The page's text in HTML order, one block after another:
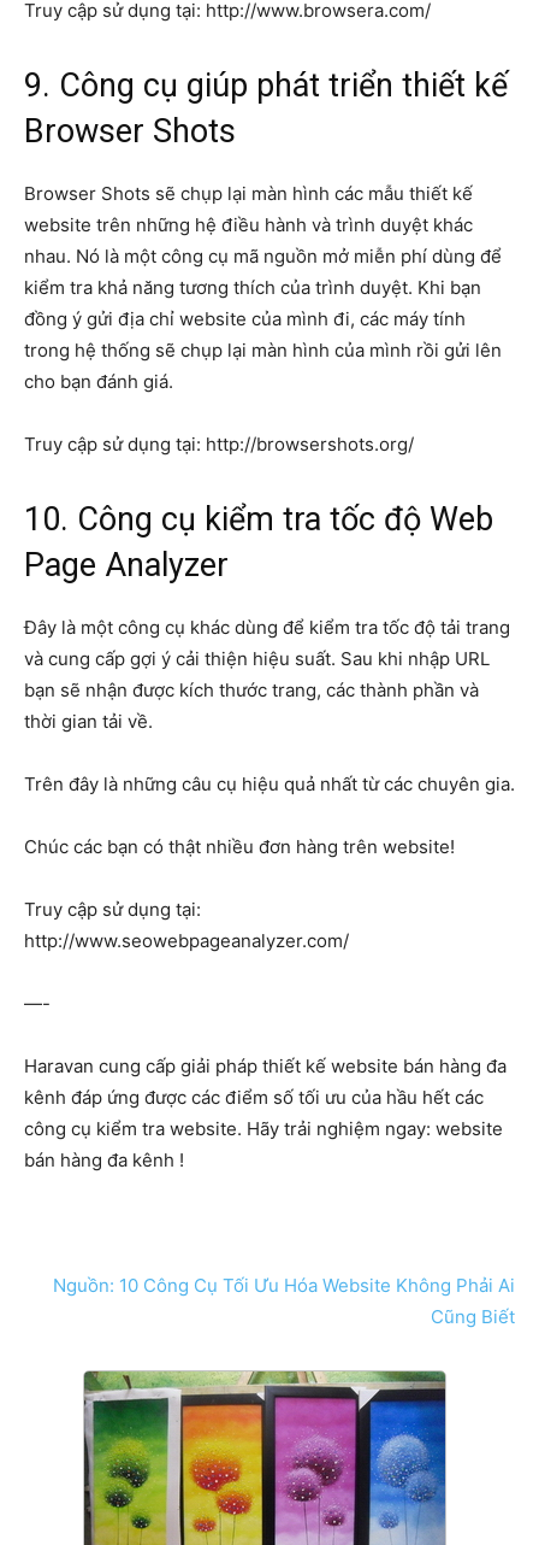
Truy cập sử dụng tại: http://www.browsera.com/
9. Công cụ giúp phát triển thiết kế
Browser Shots
Browser Shots sẽ chụp lại màn hình các mẫu thiết kế
website trên những hệ điều hành và trình duyệt khác
nhau. Nó là một công cụ mã nguồn mở miễn phí dùng để
kiểm tra khả năng tương thích của trình duyệt. Khi bạn
đồng ý gửi địa chỉ website của mình đi, các máy tính
trong hệ thống sẽ chụp lại màn hình của mình rồi gửi lên
cho bạn đánh giá.
Truy cập sử dụng tại: http://browsershots.org/
10. Công cụ kiểm tra tốc độ Web
Page Analyzer
Đây là một công cụ khác dùng để kiểm tra tốc độ tải trang
và cung cấp gợi ý cải thiện hiệu suất. Sau khi nhập URL
bạn sẽ nhận được kích thước trang, các thành phần và
thời gian tải về.
Trên đây là những câu cụ hiệu quả nhất từ các chuyên gia.
Chúc các bạn có thật nhiều đơn hàng trên website!
Truy cập sử dụng tại:
http://www.seowebpageanalyzer.com/
—-
Haravan cung cấp giải pháp thiết kế website bán hàng đa
kênh đáp ứng được các điểm số tối ưu của hầu hết các
công cụ kiểm tra website. Hãy trải nghiệm ngay: website
bán hàng đa kênh !
Nguồn: 10 Công Cụ Tối Ưu Hóa Website Không Phải Ai
Cũng Biết